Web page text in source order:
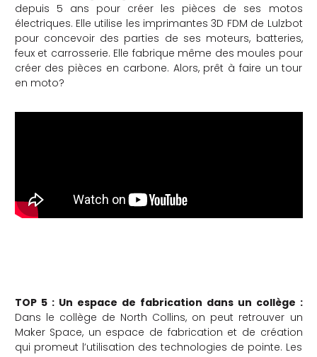
depuis 5 ans pour créer les pièces de ses motos
électriques. Elle utilise les imprimantes 3D FDM de Lulzbot
pour concevoir des parties de ses moteurs, batteries,
feux et carrosserie. Elle fabrique même des moules pour
créer des pièces en carbone. Alors, prêt à faire un tour
en moto?
TOP 5 : Un espace de fabrication dans un collège :
Dans le collège de North Collins, on peut retrouver un
Maker Space, un espace de fabrication et de création
qui promeut l’utilisation des technologies de pointe. Les